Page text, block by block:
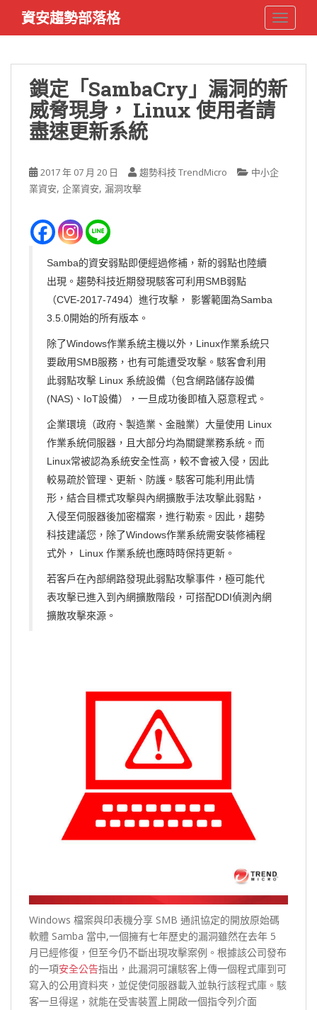
i
資安趨勢部落格
鎖定「SambaCry」漏洞的新
威脅現身， Linux 使用者請
盡速更新系統
2017 年 07 月 20 日 趨勢科技 TrendMicro
中小企
業資安, 企業資安, 漏洞攻擊
Samba的資安弱點即便經過修補，新的弱點也陸續
出現。趨勢科技近期發現駭客可利用SMB弱點
（CVE-2017-7494）進行攻擊， 影響範圍為Samba
3.5.0開始的所有版本。
除了Windows作業系統主機以外， Linux作業系統只
要啟用SMB服務，也有可能遭受攻擊。駭客會利用
此弱點攻擊 Linux 系統設備（包含網路儲存設備
(NAS) 、 IoT設備），一旦成功後即植入惡意程式。
企業環境（政府、製造業、金融業）大量使用 Linux
作業系統伺服器，且大部分均為關鍵業務系統。而
Linux常被認為系統安全性高，較不會被入侵，因此
較易疏於管理、更新、防護。駭客可能利用此情
形，結合目標式攻擊與內網擴散手法攻擊此弱點，
入侵至伺服器後加密檔案，進行勒索。因此，趨勢
科技建議您，除了Windows作業系統需安裝修補程
式外，
Linux 作業系統也應時時保持更新。
若客戶在內部網路發現此弱點攻擊事件，極可能代
表攻擊已進入到內網擴散階段，可搭配DDI偵測內網
擴散攻擊來源。
Windows 檔案與印表機分享 SMB 通訊協定的開放原始碼
軟體 Samba 當中,一個擁有七年歷史的漏洞雖然在去年 5
月已經修復，但至今仍不斷出現攻擊案例。根據該公司發布
的一項安全公告指出，此漏洞可讓駭客上傳一個程式庫到可
寫入的公用資料夾，並促使伺服器載入並執行該程式庫。駭
客一旦得逞，就能在受害裝置上開啟一個指令列介面